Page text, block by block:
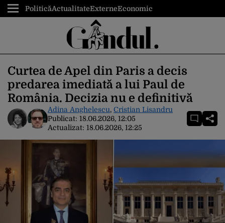
PoliticăActualitateExterneEconomic
Curtea de Apel din Paris a decis
predarea imediată a lui Paul de
România. Decizia nu e definitivă
Adina Anghelescu, Cristian Lisandru
Publicat: 18.06.2026, 12:05
Actualizat: 18.06.2026, 12:25